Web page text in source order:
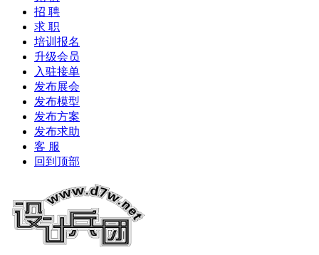
招 聘
求 职
培训报名
升级会员
入驻接单
发布展会
发布模型
发布方案
发布求助
客 服
回到顶部